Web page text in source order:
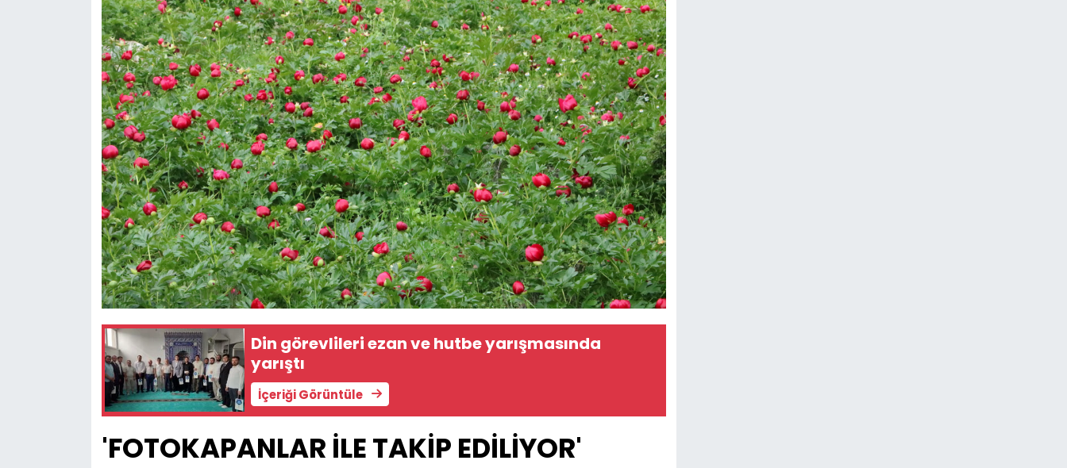
Din görevlileri ezan ve hutbe yarışmasında
yarıştı
İçeriği Görüntüle
'FOTOKAPANLAR İLE TAKİP EDİLİYOR'